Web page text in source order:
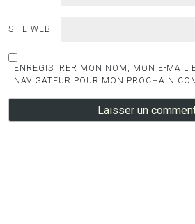
SITE WEB
ENREGISTRER MON NOM, MON E-MAIL
NAVIGATEUR POUR MON PROCHAIN